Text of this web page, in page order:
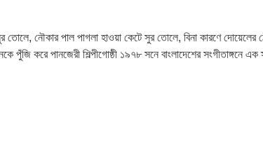
নৌকার পাল পাগলা হাওয়া কেটে সুর তোলে, বিনা কারণে দোয়েলের
করে পানজেরী শিল্পীগোষ্ঠী ১৯৭৮ সনে বাংলাদেশের সংগীতাঙ্গনে এক